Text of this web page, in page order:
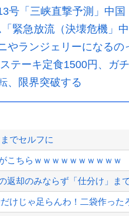
号「三峡直撃予測」中
「緊急放流（決壊危機」
やランジェリーになるの
テーキ定食1500円、ガ
、限界突破する
でセルフに
こちらｗｗｗｗｗｗｗｗｗｗ
返却のみならず「仕分け」ま
だけじゃ足らんわ！二袋作っ